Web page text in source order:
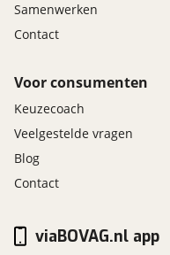
Samenwerken
Contact
Voor consumenten
Keuzecoach
Veelgestelde vragen
Blog
Contact
viaBOVAG.nl app